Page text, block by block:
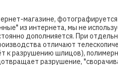
магазине,
из интернета, мы не
дополнияется. При
отличают
к разрушению шлицов),
разрушение,